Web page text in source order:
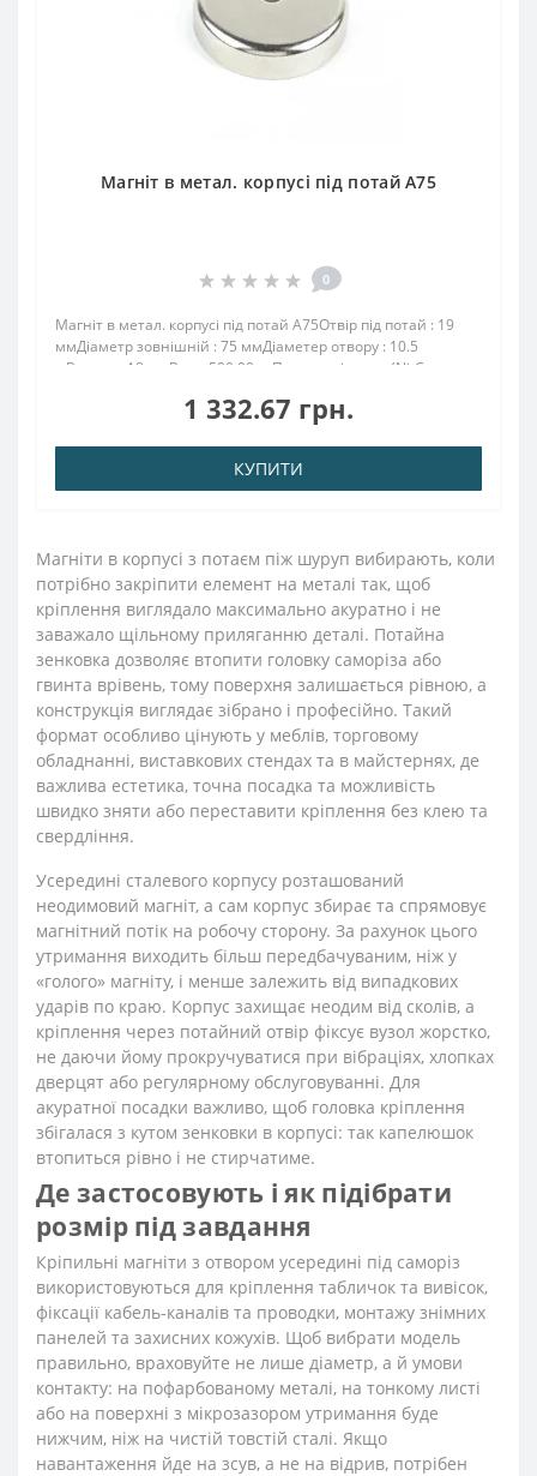
Магніт в метал. корпусі під потай A75
0
Магніт в метал. корпусі під потай A75Отвір під потай : 19
ммДіаметр зовнішній : 75 ммДіаметер отвору : 10.5
мВисота : 18 ммВага: 500,00 грПоверх. нікель .: (Ni-Cu-
кгТемпература використання: до 80 °..
1 332.67 грн.
КУПИТИ
Магніти в корпусі з потаєм піж шуруп вибирають, коли
потрібно закріпити елемент на металі так, щоб
кріплення виглядало максимально акуратно і не
заважало щільному приляганню деталі. Потайна
зенковка дозволяє втопити головку саморіза або
гвинта врівень, тому поверхня залишається рівною, а
конструкція виглядає зібрано і професійно. Такий
формат особливо цінують у меблів, торговому
обладнанні, виставкових стендах та в майстернях, де
важлива естетика, точна посадка та можливість
швидко зняти або переставити кріплення без клею та
свердління.
Усередині сталевого корпусу розташований
неодимовий магніт, а сам корпус збирає та спрямовує
магнітний потік на робочу сторону. За рахунок цього
утримання виходить більш передбачуваним, ніж у
«голого» магніту, і менше залежить від випадкових
ударів по краю. Корпус захищає неодим від сколів, а
кріплення через потайний отвір фіксує вузол жорстко,
не даючи йому прокручуватися при вібраціях, хлопках
дверцят або регулярному обслуговуванні. Для
акуратної посадки важливо, щоб головка кріплення
збігалася з кутом зенковки в корпусі: так капелюшок
втопиться рівно і не стирчатиме.
Де застосовують і як підібрати
розмір під завдання
Кріпильні магніти з отвором усередині під саморіз
використовуються для кріплення табличок та вивісок,
фіксації кабель-каналів та проводки, монтажу знімних
панелей та захисних кожухів. Щоб вибрати модель
правильно, враховуйте не лише діаметр, а й умови
контакту: на пофарбованому металі, на тонкому листі
або на поверхні з мікрозазором утримання буде
нижчим, ніж на чистій товстій сталі. Якщо
навантаження йде на зсув, а не на відрив, потрібен